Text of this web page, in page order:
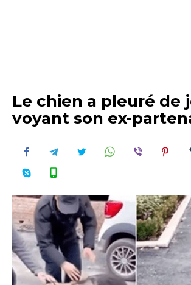
Le chien a pleuré de
voyant son ex-